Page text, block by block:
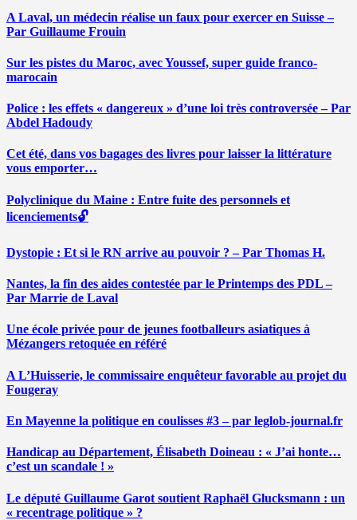
A Laval, un médecin réalise un faux pour exercer en Suisse –
Par Guillaume Frouin
Sur les pistes du Maroc, avec Youssef, super guide franco-
marocain
Police : les effets « dangereux » d’une loi très controversée – Par
Abdel Hadoudy
Cet été, dans vos bagages des livres pour laisser la littérature
vous emporter…
Polyclinique du Maine : Entre fuite des personnels et
licenciements🔓
Dystopie : Et si le RN arrive au pouvoir ? – Par Thomas H.
Nantes, la fin des aides contestée par le Printemps des PDL –
Par Marrie de Laval
Une école privée pour de jeunes footballeurs asiatiques à
Mézangers retoquée en référé
A L’Huisserie, le commissaire enquêteur favorable au projet du
Fougeray
En Mayenne la politique en coulisses #3 – par leglob-journal.fr
Handicap au Département, Élisabeth Doineau : « J’ai honte…
c’est un scandale ! »
Le député Guillaume Garot soutient Raphaël Glucksmann : un
« recentrage politique » ?